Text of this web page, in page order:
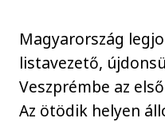
Magyarország
listavezető,
Veszprémbe az
Az ötödik helyen